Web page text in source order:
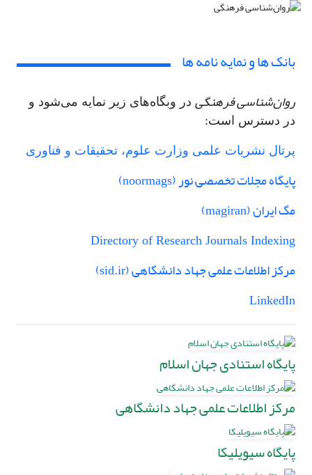
بانک ها و نمایه نامه ها
روان‌شناسی فرهنگی در وبگاه‌های زیر نمایه می‌شود و
در دسترس است:
پرتال نشریات علمی وزارت علوم، تحقیقات و فناوری
پایگاه مجلات تخصصی نور (noormags)
مگ ایران (magiran)
Directory of Research Journals Indexing
مرکز اطلاعات علمی جهاد دانشگاهی(sid.ir)
LinkedIn
پایگاه استنادی جهان اسلام
مرکز اطلاعات علمی جهاد دانشگاهی
پایگاه سیویلیکا